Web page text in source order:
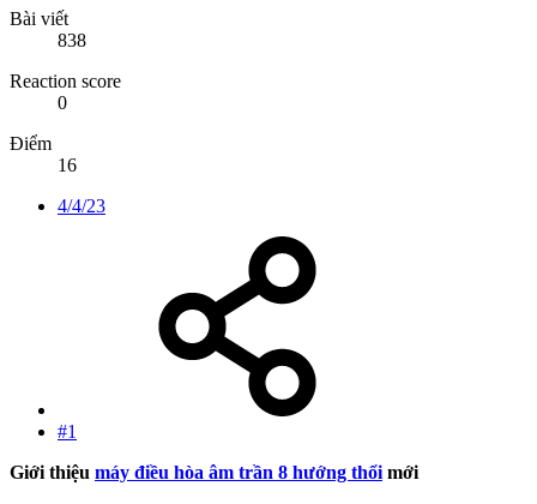
Bài viết
838
Reaction score
0
Điểm
16
4/4/23
#1
Giới thiệu máy điều hòa âm trần 8 hướng thổi mới